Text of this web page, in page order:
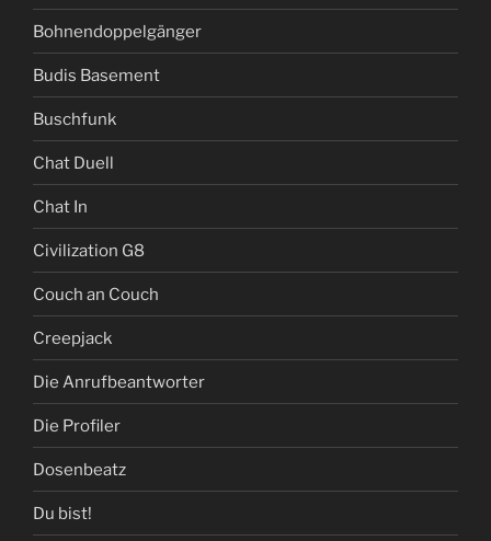
Bohnendoppelgänger
Budis Basement
Buschfunk
Chat Duell
Chat In
Civilization G8
Couch an Couch
Creepjack
Die Anrufbeantworter
Die Profiler
Dosenbeatz
Du bist!